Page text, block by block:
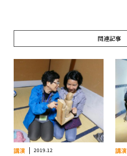
関連記事
講演 2019.12 講演